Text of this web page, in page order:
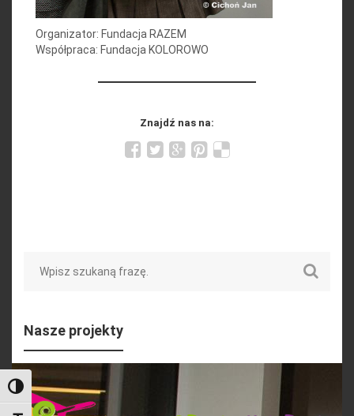
Toggle High Contrast
Organizator: Fundacja RAZEM
Współpraca: Fundacja KOLOROWO
Znajdź nas na:
Nasze projekty